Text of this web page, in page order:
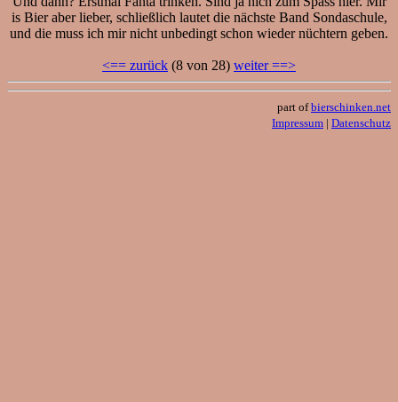
is Bier aber lieber, schließlich lautet die nächste Band Sondaschule,
und die muss ich mir nicht unbedingt schon wieder nüchtern geben.
<== zurück (8 von 28) weiter ==>
part ofbierschinken.net
Impressum | Datenschutz